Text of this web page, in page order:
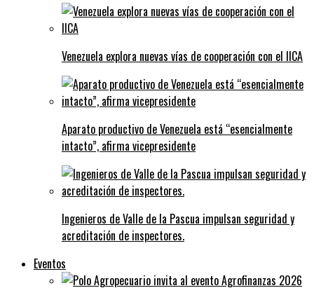
Venezuela explora nuevas vías de cooperación con el IICA
Aparato productivo de Venezuela está “esencialmente
intacto”, afirma vicepresidente
Ingenieros de Valle de la Pascua impulsan seguridad y
acreditación de inspectores.
Eventos